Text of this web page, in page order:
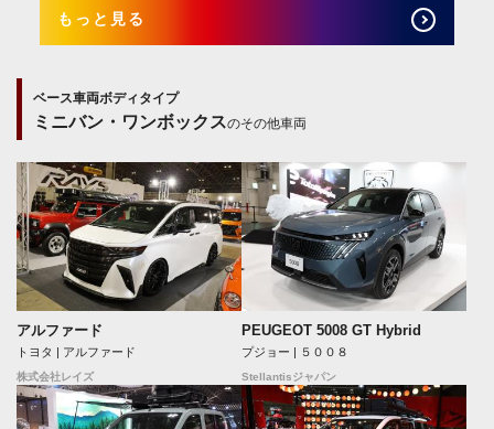
もっと見る
ベース車両ボディタイプ
ミニバン・ワンボックスのその他車両
アルファード
トヨタ | アルファード
株式会社レイズ
PEUGEOT 5008 GT Hybrid
プジョー | ５００８
Stellantisジャパン